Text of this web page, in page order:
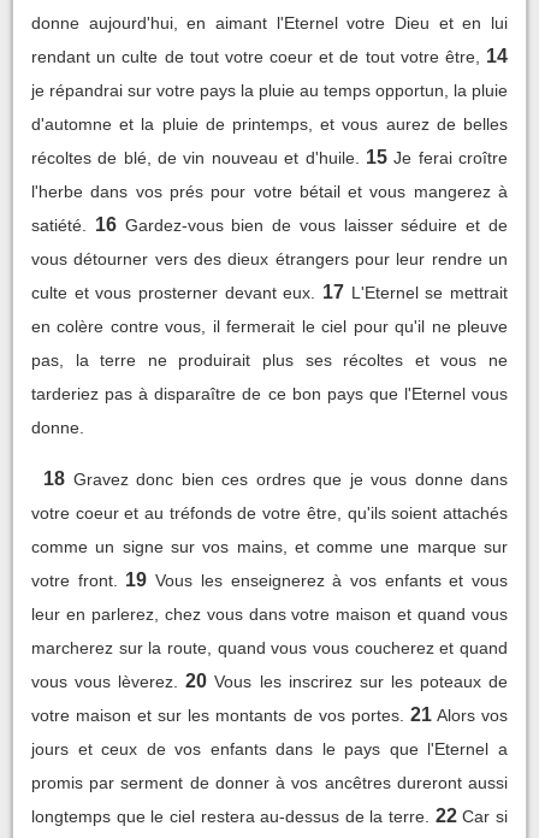
donne aujourd'hui, en aimant l'Eternel votre Dieu et en lui
rendant un culte de tout votre coeur et de tout votre être,
14
je répandrai sur votre pays la pluie au temps opportun, la pluie
d'automne et la pluie de printemps, et vous aurez de belles
récoltes de blé, de vin nouveau et d'huile.
15 Je ferai croître
l'herbe dans vos prés pour votre bétail et vous mangerez à
satiété.
16 Gardez-vous bien de vous laisser séduire et de
vous détourner vers des dieux étrangers pour leur rendre un
culte et vous prosterner devant eux.
17 L'Eternel se mettrait
en colère contre vous, il fermerait le ciel pour qu'il ne pleuve
pas, la terre ne produirait plus ses récoltes et vous ne
tarderiez pas à disparaître de ce bon pays que l'Eternel vous
donne.
18 Gravez donc bien ces ordres que je vous donne dans
votre coeur et au tréfonds de votre être, qu'ils soient attachés
comme un signe sur vos mains, et comme une marque sur
votre front.
19 Vous les enseignerez à vos enfants et vous
leur en parlerez, chez vous dans votre maison et quand vous
marcherez sur la route, quand vous vous coucherez et quand
vous vous lèverez.
20 Vous les inscrirez sur les poteaux de
votre maison et sur les montants de vos portes. 21 Alors vos
jours et ceux de vos enfants dans le pays que l'Eternel a
promis par serment de donner à vos ancêtres dureront aussi
longtemps que le ciel restera au-dessus de la terre. 22 Car si